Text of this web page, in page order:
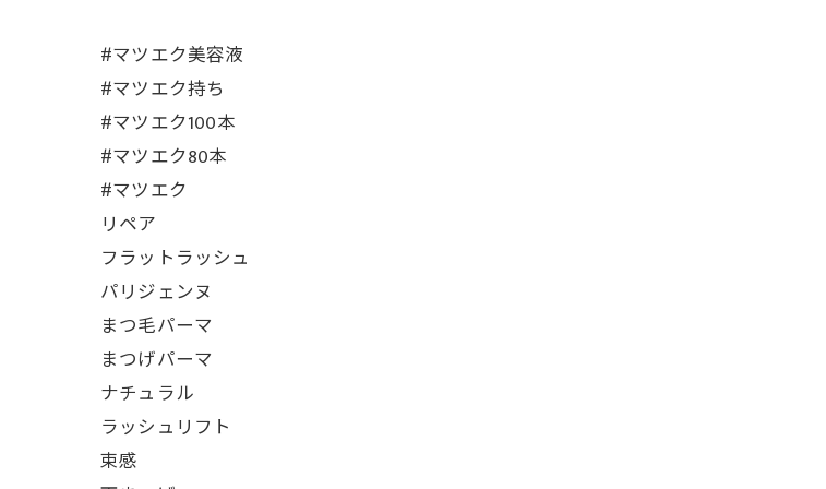
#マツエク美容液
#マツエク持ち
#マツエク100本
#マツエク80本
#マツエク
リペア
フラットラッシュ
パリジェンヌ
まつ毛パーマ
まつげパーマ
ナチュラル
ラッシュリフト
束感